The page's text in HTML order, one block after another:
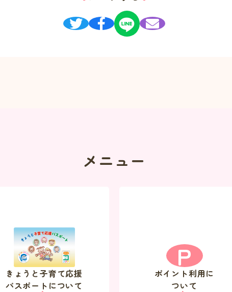
メニュー
きょうと子育て応援
パスポートについて
P
ポイント利用に
ついて